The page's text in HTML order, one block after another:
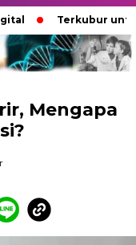
Terkubur untuk
Mengapa